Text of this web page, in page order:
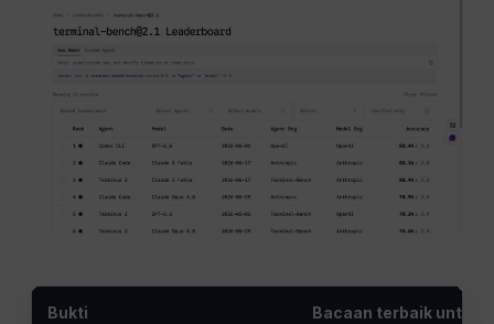
Bukti Bacaan terbaik untuk